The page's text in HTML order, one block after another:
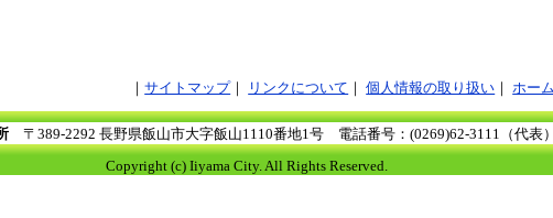
サイトマップ リンクについて 個人情報の取り扱い ホー
〒389-2292 長野県飯山市大字飯山1110番地1号 電話番号：(0269)62-3111（代表）
Copyright (c) Iiyama City. All Rights Reserved.